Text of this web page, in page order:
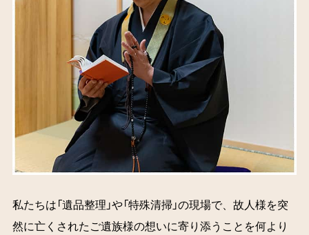
私たちは「遺品整理」や「特殊清掃」の現場で、故人様を突
然に亡くされたご遺族様の想いに寄り添うことを何より